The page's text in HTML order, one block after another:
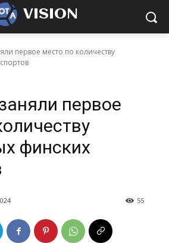
VISION
первое место по количеству
первое
финских
55